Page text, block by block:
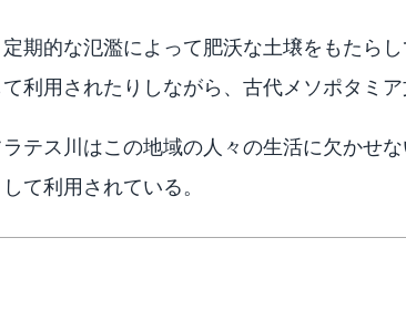
期的な氾濫によって肥沃な土壌をもたらし
利用されたりしながら、古代メソポタミア
テス川はこの地域の人々の生活に欠かせな
て利用されている。